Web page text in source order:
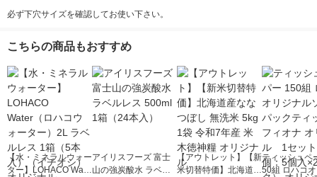
必ず下穴サイズを確認してお使い下さい。
こちらの商品もおすすめ
【水・ミネラルウォー
ター】LOHACO Wate
アイリスフーズ 富士
山の強炭酸水 ラベル
【アウトレット】【新
米切替特価】北海道産
ティッシュペ
50組 ロハコ